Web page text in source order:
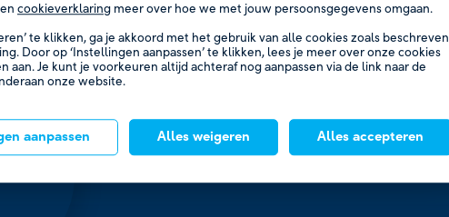
en cookieverklaring meer over hoe we met jouw persoonsgegevens omgaan.
te klikken, ga je akkoord met het gebruik van alle cookies zoals beschreven
Door op ‘Instellingen aanpassen’ te klikken, lees je meer over onze cookies
aan. Je kunt je voorkeuren altijd achteraf nog aanpassen via de link naar de
onze website.
aanpassen Alles weigeren Alles accepteren